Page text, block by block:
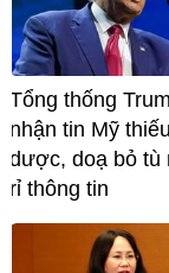
Tổng thống
nhận tin Mỹ
dược, doạ bỏ tù
rỉ thông tin